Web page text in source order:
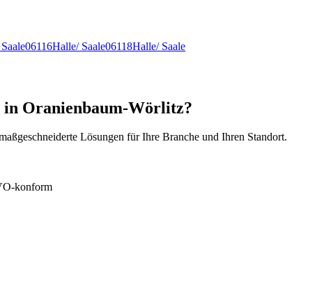
06116Halle/ Saale06118Halle/ Saale
Oranienbaum-Wörlitz?
Lösungen für Ihre Branche und Ihren Standort.
konform